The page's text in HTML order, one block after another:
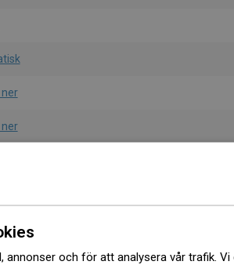
ner
ner
annonser och för att analysera vår trafik. Vi